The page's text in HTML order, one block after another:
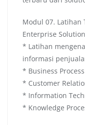
Modul 07. Latihan
Enterprise
* Latihan
informasi
* Business
* Customer
* Information
* Knowledge